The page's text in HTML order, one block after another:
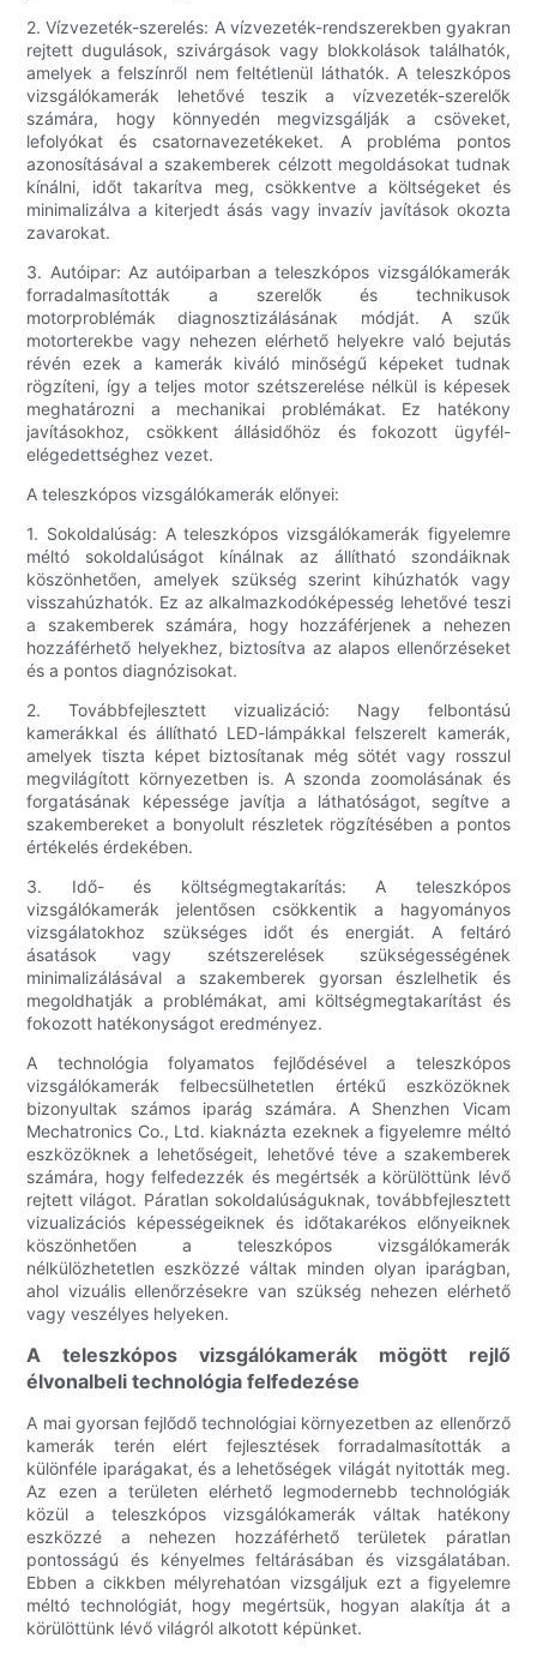
2. Vízvezeték-szerelés: A vízvezeték-rendszerekben gyakran
rejtett dugulások, szivárgások vagy blokkolások találhatók,
amelyek a felszínről nem feltétlenül láthatók. A teleszkópos
vizsgálókamerák lehetővé teszik a vízvezeték-szerelők
számára, hogy könnyedén megvizsgálják a csöveket,
lefolyókat és csatornavezetékeket. A probléma pontos
azonosításával a szakemberek célzott megoldásokat tudnak
kínálni, időt takarítva meg, csökkentve a költségeket és
minimalizálva a kiterjedt ásás vagy invazív javítások okozta
zavarokat.
3. Autóipar: Az autóiparban a teleszkópos vizsgálókamerák
forradalmasították a szerelők és technikusok
motorproblémák diagnosztizálásának módját. A szűk
motorterekbe vagy nehezen elérhető helyekre való bejutás
révén ezek a kamerák kiváló minőségű képeket tudnak
rögzíteni, így a teljes motor szétszerelése nélkül is képesek
meghatározni a mechanikai problémákat. Ez hatékony
javításokhoz, csökkent állásidőhöz és fokozott ügyfél-
elégedettséghez vezet.
A teleszkópos vizsgálókamerák előnyei:
1. Sokoldalúság: A teleszkópos vizsgálókamerák figyelemre
méltó sokoldalúságot kínálnak az állítható szondáiknak
köszönhetően, amelyek szükség szerint kihúzhatók vagy
visszahúzhatók. Ez az alkalmazkodóképesség lehetővé teszi
a szakemberek számára, hogy hozzáférjenek a nehezen
hozzáférhető helyekhez, biztosítva az alapos ellenőrzéseket
és a pontos diagnózisokat.
2. Továbbfejlesztett vizualizáció: Nagy felbontású
kamerákkal és állítható LED-lámpákkal felszerelt kamerák,
amelyek tiszta képet biztosítanak még sötét vagy rosszul
megvilágított környezetben is. A szonda zoomolásának és
forgatásának képessége javítja a láthatóságot, segítve a
szakembereket a bonyolult részletek rögzítésében a pontos
értékelés érdekében.
3. Idő- és költségmegtakarítás: A teleszkópos
vizsgálókamerák jelentősen csökkentik a hagyományos
vizsgálatokhoz szükséges időt és energiát. A feltáró
ásatások vagy szétszerelések szükségességének
minimalizálásával a szakemberek gyorsan észlelhetik és
megoldhatják a problémákat, ami költségmegtakarítást és
fokozott hatékonyságot eredményez.
A technológia folyamatos fejlődésével a teleszkópos
vizsgálókamerák felbecsülhetetlen értékű eszközöknek
bizonyultak számos iparág számára. A Shenzhen Vicam
Mechatronics Co., Ltd. kiaknázta ezeknek a figyelemre méltó
eszközöknek a lehetőségeit, lehetővé téve a szakemberek
számára, hogy felfedezzék és megértsék a körülöttünk lévő
rejtett világot. Páratlan sokoldalúságuknak, továbbfejlesztett
vizualizációs képességeiknek és időtakarékos előnyeiknek
köszönhetően a teleszkópos vizsgálókamerák
nélkülözhetetlen eszközzé váltak minden olyan iparágban,
ahol vizuális ellenőrzésekre van szükség nehezen elérhető
vagy veszélyes helyeken.
A teleszkópos vizsgálókamerák mögött rejlő
élvonalbeli technológia felfedezése
A mai gyorsan fejlődő technológiai környezetben az ellenőrző
kamerák terén elért fejlesztések forradalmasították a
különféle iparágakat, és a lehetőségek világát nyitották meg.
Az ezen a területen elérhető legmodernebb technológiák
közül a teleszkópos vizsgálókamerák váltak hatékony
eszközzé a nehezen hozzáférhető területek páratlan
pontosságú és kényelmes feltárásában és vizsgálatában.
Ebben a cikkben mélyrehatóan vizsgáljuk ezt a figyelemre
méltó technológiát, hogy megértsük, hogyan alakítja át a
körülöttünk lévő világról alkotott képünket.